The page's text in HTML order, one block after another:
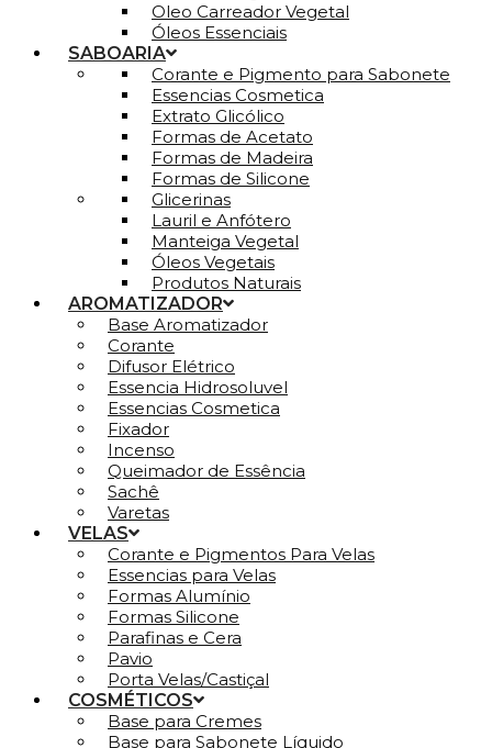
Oleo Carreador Vegetal
Óleos Essenciais
SABOARIA
Corante e Pigmento para Sabonete
Essencias Cosmetica
Extrato Glicólico
Formas de Acetato
Formas de Madeira
Formas de Silicone
Glicerinas
Lauril e Anfótero
Manteiga Vegetal
Óleos Vegetais
Produtos Naturais
AROMATIZADOR
Base Aromatizador
Corante
Difusor Elétrico
Essencia Hidrosoluvel
Essencias Cosmetica
Fixador
Incenso
Queimador de Essência
Sachê
Varetas
VELAS
Corante e Pigmentos Para Velas
Essencias para Velas
Formas Alumínio
Formas Silicone
Parafinas e Cera
Pavio
Porta Velas/Castiçal
COSMÉTICOS
Base para Cremes
Base para Sabonete Líquido